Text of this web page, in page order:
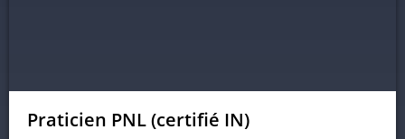
Praticien PNL (certifié IN)